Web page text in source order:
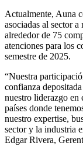
Actualmente, Auna
asociadas al sector
alrededor de 75
atenciones para los
semestre de 2025.
“Nuestra
confianza
nuestro liderazgo en
países donde
nuestro expertise,
sector y la industria
Edgar Rivera,